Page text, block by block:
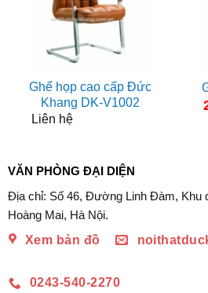
Ghế họp cao cấp Đức
Khang DK-V1002
Liên hệ
VĂN PHÒNG ĐẠI DIỆN
Địa chỉ: Số 46, Đường Linh Đàm, Khu
Hoàng Mai, Hà Nội.
Xem bản đồ
0243-540-2270